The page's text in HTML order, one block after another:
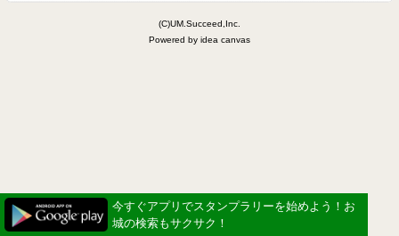
(C)UM.Succeed,Inc.
Powered by idea canvas
今すぐアプリでスタンプラリーを始めよう！お
城の検索もサクサク！